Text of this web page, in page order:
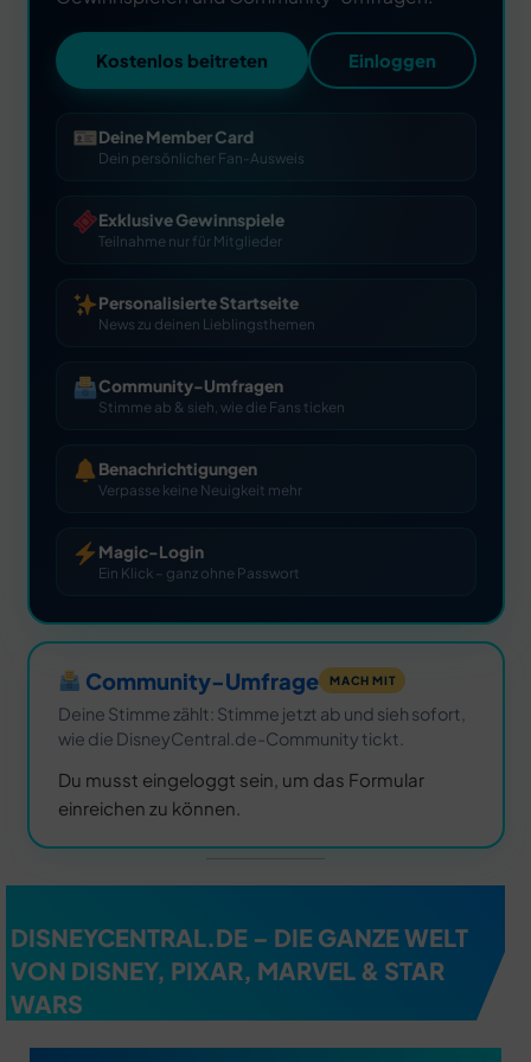
Kostenlos beitreten Einloggen
Deine Member Card
Dein persönlicher Fan-Ausweis
Exklusive Gewinnspiele
Teilnahme nur für Mitglieder
Personalisierte Startseite
News zu deinen Lieblingsthemen
Community-Umfragen
Stimme ab & sieh, wie die Fans ticken
Benachrichtigungen
Verpasse keine Neuigkeit mehr
Magic-Login
Ein Klick – ganz ohne Passwort
Community-Umfrage MACH MIT
Deine Stimme zählt: Stimme jetzt ab und sieh sofort,
wie die DisneyCentral.de-Community tickt.
Du musst eingeloggt sein, um das Formular
einreichen zu können.
DISNEYCENTRAL.DE – DIE GANZE WELT
VON DISNEY, PIXAR, MARVEL & STAR
WARS